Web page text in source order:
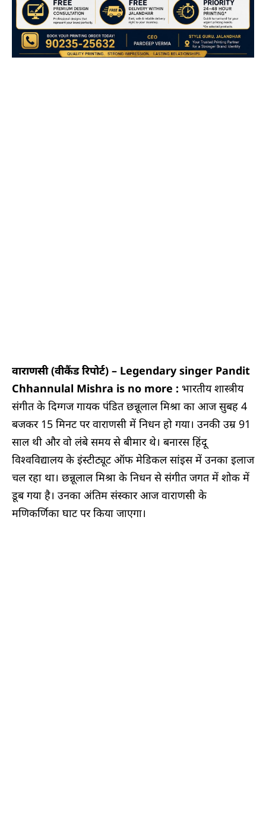
वाराणसी (वीकैंड रिपोर्ट) – Legendary singer Pandit
Chhannulal Mishra is no more : भारतीय शास्‍त्रीय
संगीत के दिग्‍गज गायक पंडित छन्नूलाल मिश्रा का आज सुबह 4
बजकर 15 मिनट पर वाराणसी में निधन हो गया। उनकी उम्र 91
साल थी और वो लंबे समय से बीमार थे। बनारस हिंदू
विश्वविद्यालय के इंस्टीट्यूट ऑफ मेडिकल सांइस में उनका इलाज
चल रहा था। छन्नूलाल मिश्रा के निधन से संगीत जगत में शोक में
डूब गया है। उनका अंतिम संस्कार आज वाराणसी के
मणिकर्णिका घाट पर किया जाएगा।